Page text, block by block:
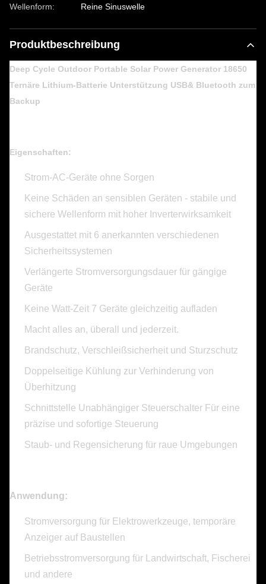
Wellenform: Reine Sinuswelle
Produktbeschreibung
Deep Cycle Outdoor Portable Solar Power Generator 18650
Ternäre Lithium-Batterie Unterstützung USB& Bluetooth zum
Backup
Eigenschaften:
Strom-AC-Geräte ohne Sorgen
Keine Schäden an sensiblen Geräten - stabile und
sichere Wellenform mit hoher Inverterwirksamkeit
Ausgestattet mit 6 anerkannten verschiedenen
Sicherheitssystemen
Verlängerte Stromversorgungsdauer für gängige
Geräte
Keine Watt-Zeit 7 Geräte gleichzeitig aufladen
Macht alles an, überall und jederzeit.
Brandschutz, Verschleißsicherheit und Sturzschutz
Doppelseitige Kühlung zur Verhinderung von
Überhitzung
Schnittstelle Unabhängiger Steuerschalter Für eine
präzise und sofortige Steuerung
Staub- und Regensicherung für raue Umgebungen
Anwendung:
Stromversorgung für Elektrowerkzeuge, temporäre
Anzeiger auf Baustellen
Betriebsstromversorgung für Landwirtschaft, Fischerei
und andere